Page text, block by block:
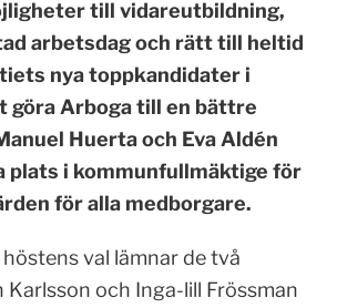
till vidareutbildning,
arbetsdag och rätt till heltid
nya toppkandidater i
göra Arboga till en bättre
Huerta och Eva Aldén
plats i kommunfullmäktige för
för alla medborgare.
val lämnar de två
och Inga-lill Frössman